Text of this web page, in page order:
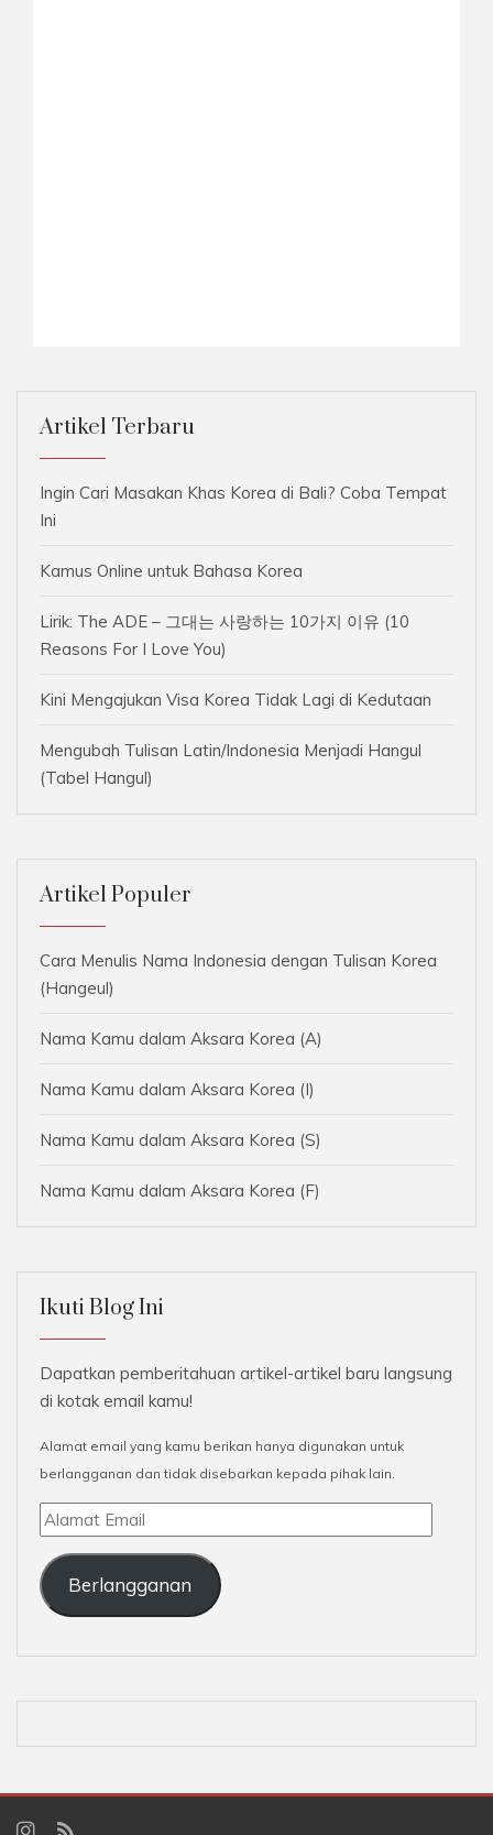
Artikel Terbaru
Ingin Cari Masakan Khas Korea di Bali? Coba Tempat
Ini
Kamus Online untuk Bahasa Korea
Lirik: The ADE – 그대는 사랑하는 10가지 이유 (10
Reasons For I Love You)
Kini Mengajukan Visa Korea Tidak Lagi di Kedutaan
Mengubah Tulisan Latin/Indonesia Menjadi Hangul
(Tabel Hangul)
Artikel Populer
Cara Menulis Nama Indonesia dengan Tulisan Korea
(Hangeul)
Nama Kamu dalam Aksara Korea (A)
Nama Kamu dalam Aksara Korea (I)
Nama Kamu dalam Aksara Korea (S)
Nama Kamu dalam Aksara Korea (F)
Ikuti Blog Ini
Dapatkan pemberitahuan artikel-artikel baru langsung
di kotak email kamu!
Alamat email yang kamu berikan hanya digunakan untuk
berlangganan dan tidak disebarkan kepada pihak lain.
Alamat
Email
Berlangganan